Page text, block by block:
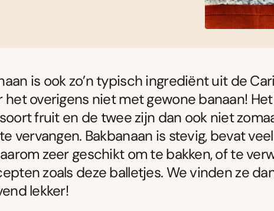
is ook zo’n typisch ingrediënt uit de
het overigens niet met gewone banaan!
fruit en de twee zijn dan ook niet
vervangen. Bakbanaan is stevig, bevat
zeer geschikt om te bakken, of te
zoals deze balletjes. We vinden ze
lekker!